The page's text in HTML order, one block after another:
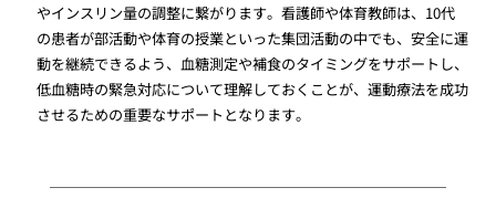
やインスリン量の調整に繋がります。看護師や体育教師は、10代
の患者が部活動や体育の授業といった集団活動の中でも、安全に運
動を継続できるよう、血糖測定や補食のタイミングをサポートし、
低血糖時の緊急対応について理解しておくことが、運動療法を成功
させるための重要なサポートとなります。